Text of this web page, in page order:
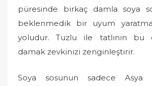
püresinde birkaç damla soya
beklenmedik bir uyum
yoludur. Tuzlu ile tatlının bu
damak zevkinizi zenginleştirir.
Soya sosunun sadece Asya